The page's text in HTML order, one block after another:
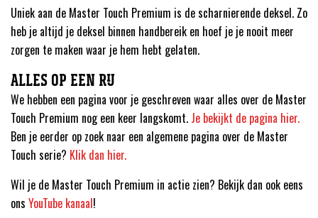
Uniek aan de Master Touch Premium is de scharnierende deksel. Zo
heb je altijd je deksel binnen handbereik en hoef je je nooit meer
zorgen te maken waar je hem hebt gelaten.
ALLES OP EEN RIJ
We hebben een pagina voor je geschreven waar alles over de Master
Touch Premium nog een keer langskomt. Je bekijkt de pagina hier.
Ben je eerder op zoek naar een algemene pagina over de Master
Touch serie? Klik dan hier.
Wil je de Master Touch Premium in actie zien? Bekijk dan ook eens
ons YouTube kanaal!